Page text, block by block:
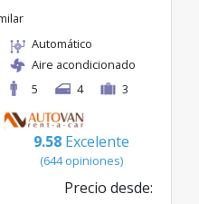
Automático
Aire acondicionado
5
4 3
9.58 Excelente
(644 opiniones)
Precio desde: